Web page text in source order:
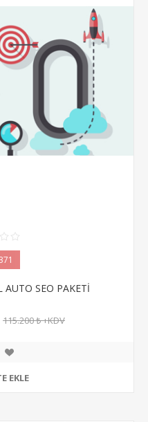
AUTO SEO PAKETİ
115.200 ₺ +KDV
EKLE